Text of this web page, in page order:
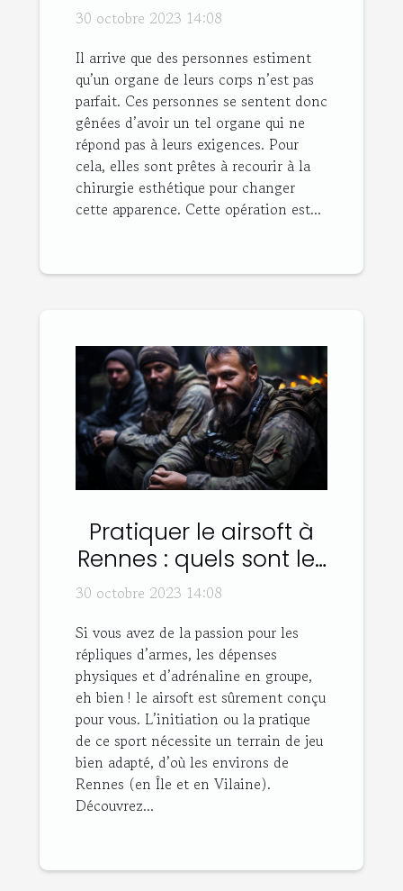
30 octobre 2023 14:08
Il arrive que des personnes estiment
qu’un organe de leurs corps n’est pas
parfait. Ces personnes se sentent donc
gênées d’avoir un tel organe qui ne
répond pas à leurs exigences. Pour
cela, elles sont prêtes à recourir à la
chirurgie esthétique pour changer
cette apparence. Cette opération est...
Pratiquer le airsoft à
Rennes : quels sont les
bons plans ?
30 octobre 2023 14:08
Si vous avez de la passion pour les
répliques d’armes, les dépenses
physiques et d’adrénaline en groupe,
eh bien ! le airsoft est sûrement conçu
pour vous. L’initiation ou la pratique
de ce sport nécessite un terrain de jeu
bien adapté, d’où les environs de
Rennes (en Île et en Vilaine).
Découvrez...